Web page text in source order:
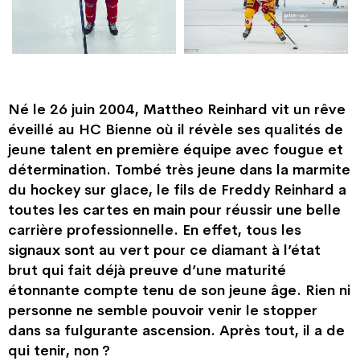
Né le 26 juin 2004, Mattheo Reinhard vit un rêve
éveillé au HC Bienne où il révèle ses qualités de
jeune talent en première équipe avec fougue et
détermination. Tombé très jeune dans la marmite
du hockey sur glace, le fils de Freddy Reinhard a
toutes les cartes en main pour réussir une belle
carrière professionnelle. En effet, tous les
signaux sont au vert pour ce diamant à l’état
brut qui fait déjà preuve d’une maturité
étonnante compte tenu de son jeune âge. Rien ni
personne ne semble pouvoir venir le stopper
dans sa fulgurante ascension. Après tout, il a de
qui tenir, non ?